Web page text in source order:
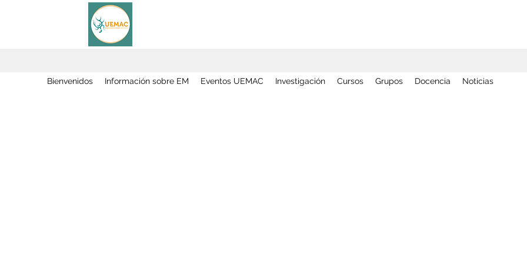
Bienvenidos Información sobre EM Eventos UEMAC Investigación Cursos Grupos Docencia Noticias